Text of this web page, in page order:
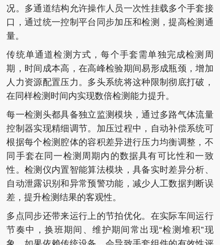
况。多通道结构允许操作人员一次性挂载多个手套接
口，通过统一控制平台同步加压和检测，提高检测通
量。
传统单通道检测方式，每个手套需单独完成检测周
期，时间成本高，在高峰检验期间易形成瓶颈，增加
人力资源配置压力。多头系统将这种限制彻底打破，
在同样检测时间内实现数倍检测能力提升。
每一检测头都具备独立监测模块，通过多路气体流量
控制器实现精细调节。加压过程中，自动补偿系统可
根据每个检测腔体的容积差异进行压力均衡调整，不
同手套在同一检测周期内的数据具有可比性和一致
性。检测仪内置智能算法模块，具备实时差异分析、
自动泄露识别和异常预警功能，减少人工数据判断误
差，提升检测结果的客观性。
多点同步还带来运行上的节拍优化。在实际车间运行
节奏中，换班期间、维护期间常出现“检测堆积”现